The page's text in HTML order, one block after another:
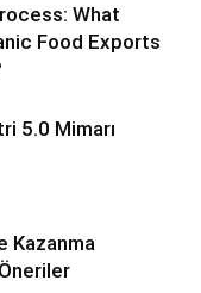
What
Food Exports
5.0 Mimarı
Kazanma